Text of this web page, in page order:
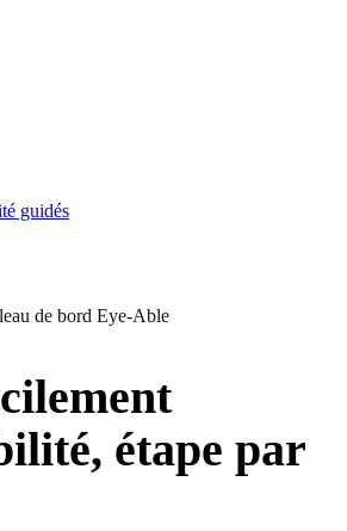
guidés
de bord Eye-Able
étape par